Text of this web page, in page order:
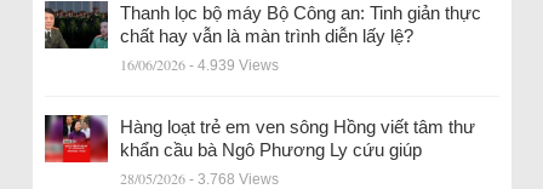
Thanh lọc bộ máy Bộ Công an: Tinh giản thực
chất hay vẫn là màn trình diễn lấy lệ?
16/06/2026 - 4.939 Views
Hàng loạt trẻ em ven sông Hồng viết tâm thư
khẩn cầu bà Ngô Phương Ly cứu giúp
28/05/2026 - 3.768 Views